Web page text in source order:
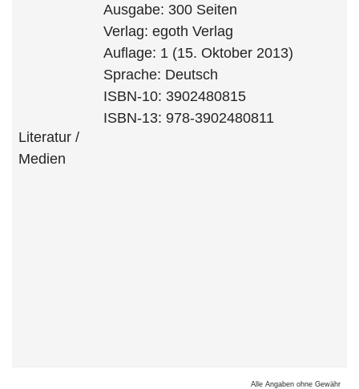
Literatur /
Medien
Ausgabe: 300 Seiten
Verlag: egoth Verlag
Auflage: 1 (15. Oktober 2013)
Sprache: Deutsch
ISBN-10: 3902480815
ISBN-13: 978-3902480811
Alle Angaben ohne Gewähr